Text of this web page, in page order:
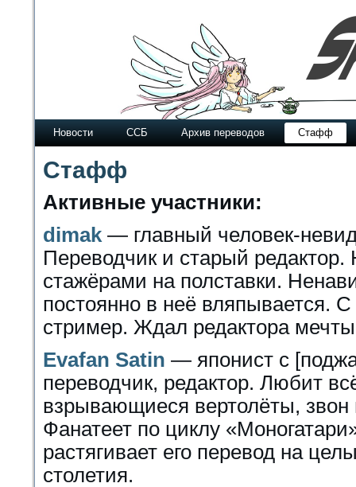
Новости ССБ Архив переводов Стафф
Стафф
Активные участники:
dimak — главный человек-
Переводчик и старый
стажёрами на полставки.
постоянно в неё вляпывается.
стример. Ждал редактора
Evafan Satin — японист с
переводчик, редактор. Любит
взрывающиеся вертолёты,
Фанатеет по циклу
растягивает его перевод на
столетия.